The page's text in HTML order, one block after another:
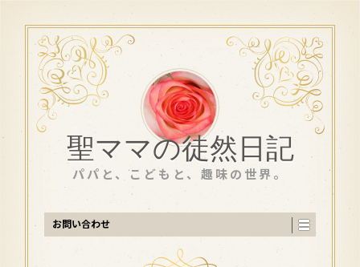
聖ママの徒然日記
パパと、こどもと、趣味の世界。
お問い合わせ